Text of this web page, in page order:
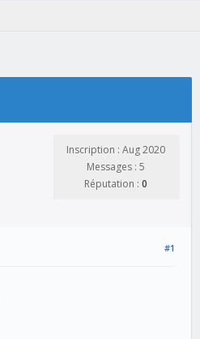
Inscription : Aug 2020
Messages : 5
Réputation : 0
#1